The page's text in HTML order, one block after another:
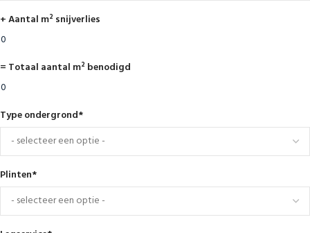
+ Aantal m² snijverlies
= Totaal aantal m² benodigd
Type ondergrond*
Plinten*